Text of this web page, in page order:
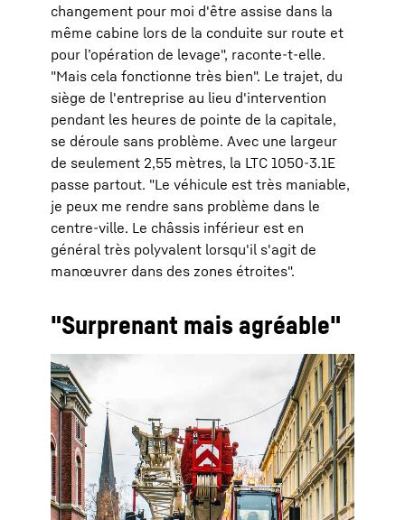
changement pour moi d'être assise dans la
même cabine lors de la conduite sur route et
pour l’opération de levage", raconte-t-elle.
"Mais cela fonctionne très bien". Le trajet, du
siège de l'entreprise au lieu d'intervention
pendant les heures de pointe de la capitale,
se déroule sans problème. Avec une largeur
de seulement 2,55 mètres, la LTC 1050-3.1E
passe partout. "Le véhicule est très maniable,
je peux me rendre sans problème dans le
centre-ville. Le châssis inférieur est en
général très polyvalent lorsqu'il s'agit de
manœuvrer dans des zones étroites".
"Surprenant mais agréable"